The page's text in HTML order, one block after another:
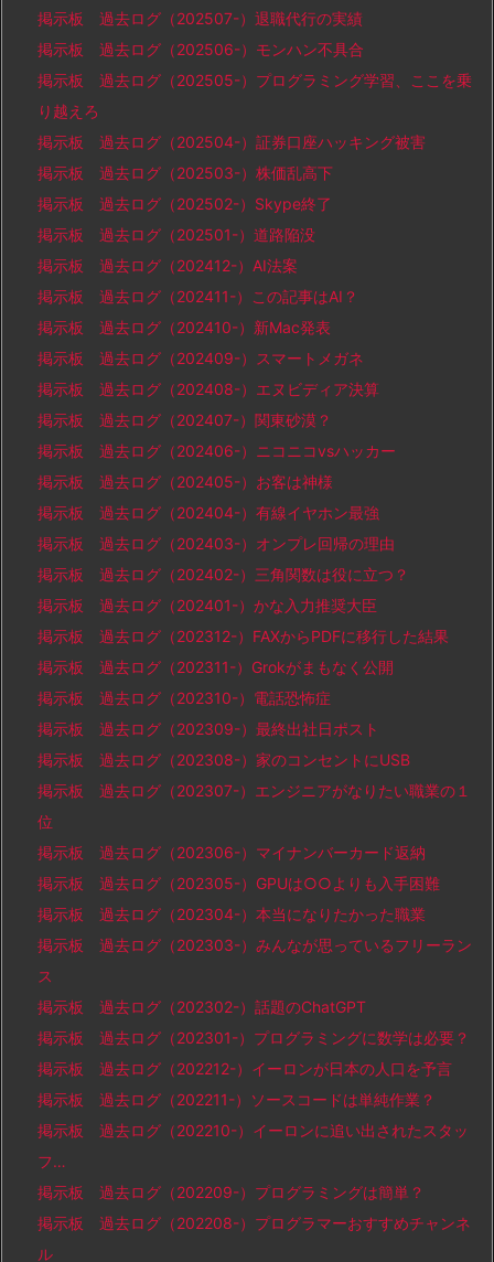
掲示板 過去ログ（202507-）退職代行の実績
掲示板 過去ログ（202506-）モンハン不具合
掲示板 過去ログ（202505-）プログラミング学習、ここを乗
り越えろ
掲示板 過去ログ（202504-）証券口座ハッキング被害
掲示板 過去ログ（202503-）株価乱高下
掲示板 過去ログ（202502-）Skype終了
掲示板 過去ログ（202501-）道路陥没
掲示板 過去ログ（202412-）AI法案
掲示板 過去ログ（202411-）この記事はAI？
掲示板 過去ログ（202410-）新Mac発表
掲示板 過去ログ（202409-）スマートメガネ
掲示板 過去ログ（202408-）エヌビディア決算
掲示板 過去ログ（202407-）関東砂漠？
掲示板 過去ログ（202406-）ニコニコvsハッカー
掲示板 過去ログ（202405-）お客は神様
掲示板 過去ログ（202404-）有線イヤホン最強
掲示板 過去ログ（202403-）オンプレ回帰の理由
掲示板 過去ログ（202402-）三角関数は役に立つ？
掲示板 過去ログ（202401-）かな入力推奨大臣
掲示板 過去ログ（202312-）FAXからPDFに移行した結果
掲示板 過去ログ（202311-）Grokがまもなく公開
掲示板 過去ログ（202310-）電話恐怖症
掲示板 過去ログ（202309-）最終出社日ポスト
掲示板 過去ログ（202308-）家のコンセントにUSB
掲示板 過去ログ（202307-）エンジニアがなりたい職業の１
位
掲示板 過去ログ（202306-）マイナンバーカード返納
掲示板 過去ログ（202305-）GPUは○○よりも入手困難
掲示板 過去ログ（202304-）本当になりたかった職業
掲示板 過去ログ（202303-）みんなが思っているフリーラン
ス
掲示板 過去ログ（202302-）話題のChatGPT
掲示板 過去ログ（202301-）プログラミングに数学は必要？
掲示板 過去ログ（202212-）イーロンが日本の人口を予言
掲示板 過去ログ（202211-）ソースコードは単純作業？
掲示板 過去ログ（202210-）イーロンに追い出されたスタッ
フ…
掲示板 過去ログ（202209-）プログラミングは簡単？
掲示板 過去ログ（202208-）プログラマーおすすめチャンネ
ル